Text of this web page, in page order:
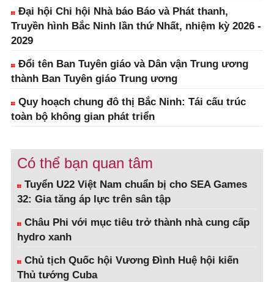
Đại hội Chi hội Nhà báo Báo và Phát thanh,
Truyền hình Bắc Ninh lần thứ Nhất, nhiệm kỳ 2026 -
2029
Đổi tên Ban Tuyên giáo và Dân vận Trung ương
thành Ban Tuyên giáo Trung ương
Quy hoạch chung đô thị Bắc Ninh: Tái cấu trúc
toàn bộ không gian phát triển
Có thể bạn quan tâm
Tuyển U22 Việt Nam chuẩn bị cho SEA Games
32: Gia tăng áp lực trên sân tập
Châu Phi với mục tiêu trở thành nhà cung cấp
hydro xanh
Chủ tịch Quốc hội Vương Đình Huệ hội kiến
Thủ tướng Cuba